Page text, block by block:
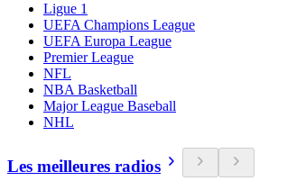
Ligue 1
UEFA Champions League
UEFA Europa League
Premier League
NFL
NBA Basketball
Major League Baseball
NHL
Les meilleures radios